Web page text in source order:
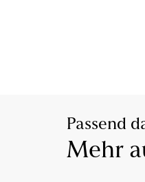
Passend
Mehr